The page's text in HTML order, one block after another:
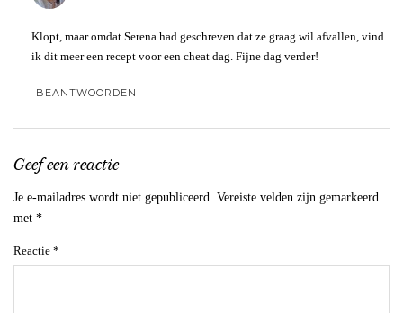
Klopt, maar omdat Serena had geschreven dat ze graag wil afvallen, vind
ik dit meer een recept voor een cheat dag. Fijne dag verder!
BEANTWOORDEN
Geef een reactie
Je e-mailadres wordt niet gepubliceerd.
Vereiste velden zijn gemarkeerd
met *
Reactie *